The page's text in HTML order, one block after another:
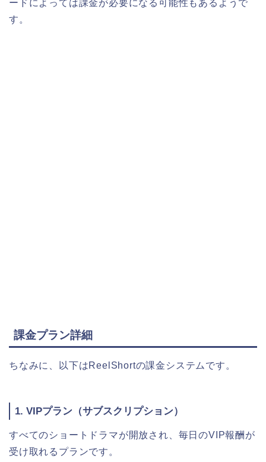
ードによっては課金が必要になる可能性もあるようで
す。
課金プラン詳細
ちなみに、以下はReelShortの課金システムです。
1. VIPプラン（サブスクリプション）
すべてのショートドラマが開放され、毎日のVIP報酬が
受け取れるプランです。